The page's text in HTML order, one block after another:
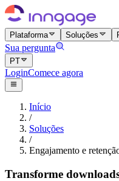
Plataforma Soluções
Sua pergunta
PT
LoginComece agora
Início
/
Soluções
/
Engajamento e
Transforme